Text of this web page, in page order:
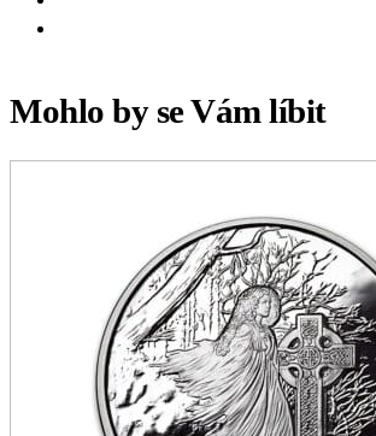
Mohlo by se Vám líbit